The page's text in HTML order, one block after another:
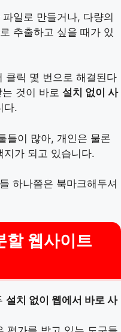
일로 만들거나, 다량의
추출하고 싶을 때가 있
클릭 몇 번으로 해결된다
것이 바로 설치 없이 사
다.
들이 많아, 개인은 물론
지가 되고 있습니다.
하나쯤은 북마크해두셔
할 웹사이트
설치 없이 웹에서 바로 사